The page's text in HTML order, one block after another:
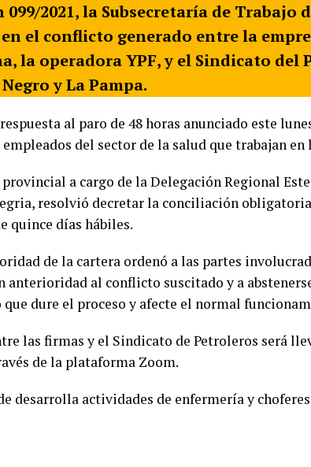
2021, la Subsecretaría de Trabajo
el conflicto generado entre la
la operadora YPF, y el Sindicato del
y La Pampa.
al paro de 48 horas anunciado este
del sector de la salud que trabajan
a cargo de la Delegación Regional
resolvió decretar la conciliación
quince días hábiles.
de la cartera ordenó a las partes
anterioridad al conflicto suscitado y a
dure el proceso y afecte el normal
las firmas y el Sindicato de Petroleros será
de la plataforma Zoom.
desarrolla actividades de enfermería y